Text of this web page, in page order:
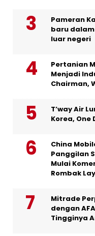
Pameran
baru
luar negeri
Pertanian
Menjadi
Chairman,
T’way Air
Korea,
China
Panggilan
Mulai
Rombak
Mitrade
dengan
Tingginya